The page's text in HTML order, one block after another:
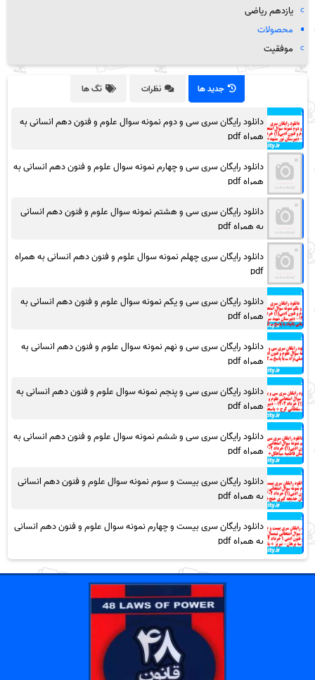
یازدهم ریاضی
محصولات
موفقیت
جدید ها نظرات تگ ها
دانلود رایگان سری سی و دوم نمونه سوال علوم و فنون دهم انسانی به
همراه pdf
دانلود رایگان سری سی و چهارم نمونه سوال علوم و فنون دهم انسانی به
همراه pdf
دانلود رایگان سری سی و هشتم نمونه سوال علوم و فنون دهم انسانی
به همراه pdf
دانلود رایگان سری چهلم نمونه سوال علوم و فنون دهم انسانی به همراه
pdf
دانلود رایگان سری سی و یکم نمونه سوال علوم و فنون دهم انسانی به
همراه pdf
دانلود رایگان سری سی و نهم نمونه سوال علوم و فنون دهم انسانی به
همراه pdf
دانلود رایگان سری سی و پنجم نمونه سوال علوم و فنون دهم انسانی به
همراه pdf
دانلود رایگان سری سی و ششم نمونه سوال علوم و فنون دهم انسانی به
همراه pdf
دانلود رایگان سری بیست و سوم نمونه سوال علوم و فنون دهم انسانی
به همراه pdf
دانلود رایگان سری بیست و چهارم نمونه سوال علوم و فنون دهم انسانی
به همراه pdf